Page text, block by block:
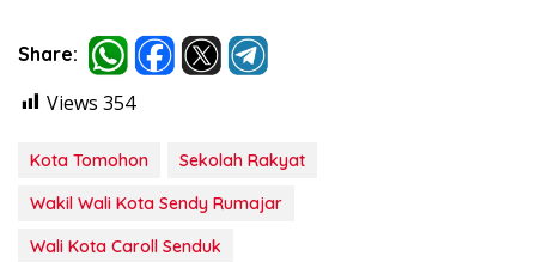
Share:
Views 354
Kota Tomohon
Sekolah Rakyat
Wakil Wali Kota Sendy Rumajar
Wali Kota Caroll Senduk